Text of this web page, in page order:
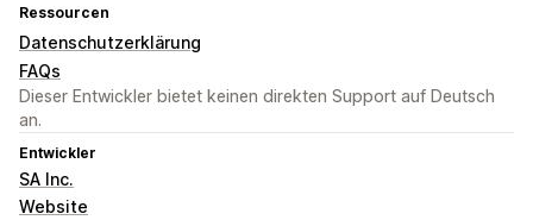
Ressourcen
Datenschutzerklärung
FAQs
Dieser Entwickler bietet keinen direkten Support auf Deutsch
an.
Entwickler
SA Inc.
Website